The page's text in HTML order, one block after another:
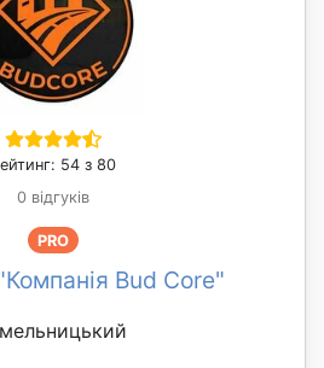
54 з 80
0 відгуків
PRO
Bud Core"